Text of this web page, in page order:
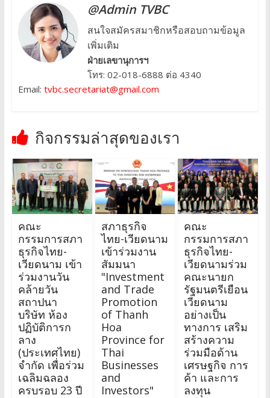
@Admin TVBC
สนใจสมัครสมาชิกหรือสอบถามข้อมูล
เพิ่มเติม
ฝ่ายเลขานุการฯ
โทร: 02-018-6888 ต่อ 4340
Email: tvbc.secretariat@gmail.com
กิจกรรมล่าสุดของเรา
คณะ
กรรมการสภา
ธุรกิจไทย-
เวียดนาม เข้า
ร่วมงานวัน
คล้ายวัน
สถาปนา
บริษัท ห้อง
ปฏิบัติการก
ลาง
(ประเทศไทย)
จำกัด เพื่อร่วม
เฉลิมฉลอง
ครบรอบ 23 ปี
สภาธุรกิจ
ไทย-เวียดนาม
เข้าร่วมงาน
สัมมนา
"Investment
and Trade
Promotion
of Thanh
Hoa
Province for
Thai
Businesses
and
Investors"
คณะ
กรรมการสภา
ธุรกิจไทย-
เวียดนามร่วม
คณะนายก
รัฐมนตรีเยือน
เวียดนาม
อย่างเป็น
ทางการ เสริม
สร้างความ
ร่วมมือด้าน
เศรษฐกิจ การ
ค้า และการ
ลงทุน